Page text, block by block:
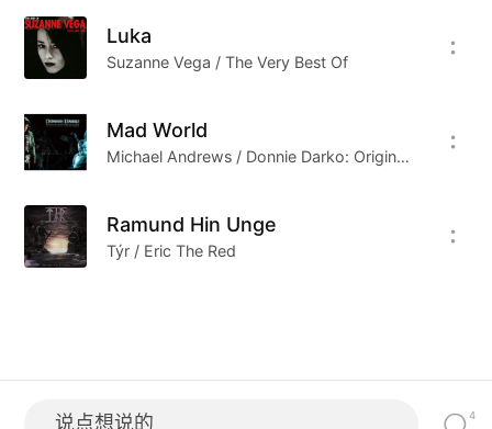
宿命的轮回。但是总有爱吧。我突然想起Kurt
Cobain曾经说过，在他的世界里唯有ABBA的声音
可以抚慰他的心灵。
现在辉煌已经不在，Metallica 的新专集虽然把The
Unforgiven 延续到了第三部。但是终究无法再让我
们延续那些感动了。一个时代有一个时代的特征，
有一个时代的记忆，而这些记忆总是完好的保存于
生活在低处不曾浮躁的人们。现在的很多 音乐人只
是去“做”音乐，运用了大量的现代技术去制造一些
Luka
Suzanne Vega / The Very Best Of
Mad World
Michael Andrews / Donnie Darko: Original Soundtrack & Score
Ramund Hin Unge
Týr / Eric The Red
说点想说的 4